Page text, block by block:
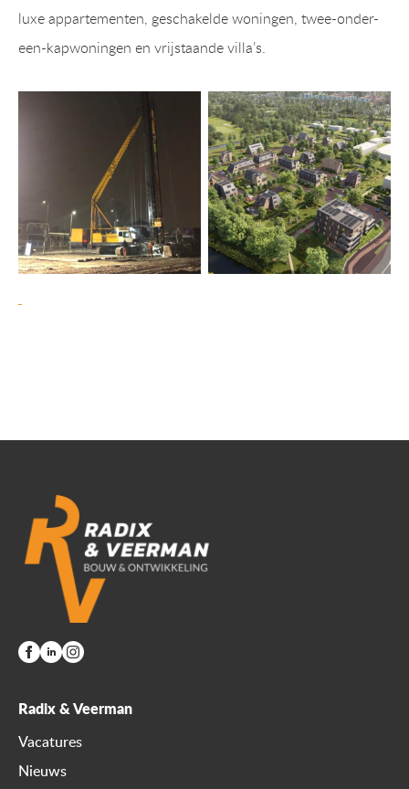
luxe appartementen, geschakelde woningen, twee-onder-
een-kapwoningen en vrijstaande villa’s.
Radix & Veerman
Vacatures
Nieuws